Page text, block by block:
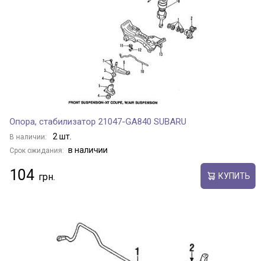
Опора, стабилизатор 21047-GA840 SUBARU
В наличии: 2 шт.
Срок ожидания: в наличии
104 КУПИТЬ